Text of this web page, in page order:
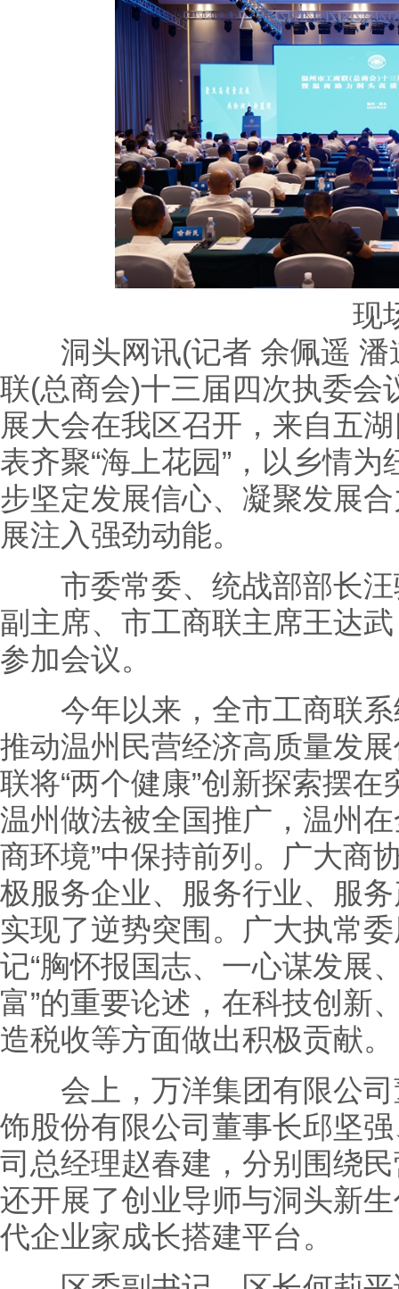
现
洞头网讯(记者 余佩遥 潘
联(总商会)十三届四次执委会
展大会在我区召开，来自五
表齐聚“海上花园”，以乡情
步坚定发展信心、凝聚发展
展注入强劲动能。
市委常委、统战部部长汪
副主席、市工商联主席王达
参加会议。
今年以来，全市工商联系
推动温州民营经济高质量发
联将“两个健康”创新探索摆
温州做法被全国推广，温州
商环境”中保持前列。广大商
极服务企业、服务行业、服
实现了逆势突围。广大执常
记“胸怀报国志、一心谋发展
富”的重要论述，在科技创新
造税收等方面做出积极贡献。
会上，万洋集团有限公司
饰股份有限公司董事长邱坚
司总经理赵春建，分别围绕
还开展了创业导师与洞头新
代企业家成长搭建平台。